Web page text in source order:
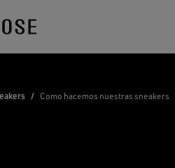
/ Como hacemos nuestras sneakers